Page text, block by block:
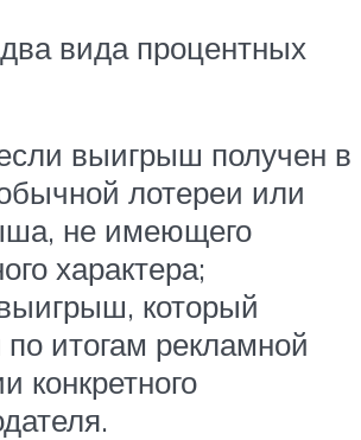
вида процентных
выигрыш получен в
лотереи или
не имеющего
характера;
который
по итогам рекламной
конкретного